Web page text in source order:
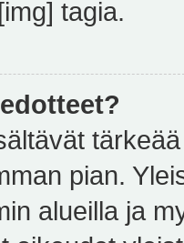
tagia.
pian.
alueilla ja